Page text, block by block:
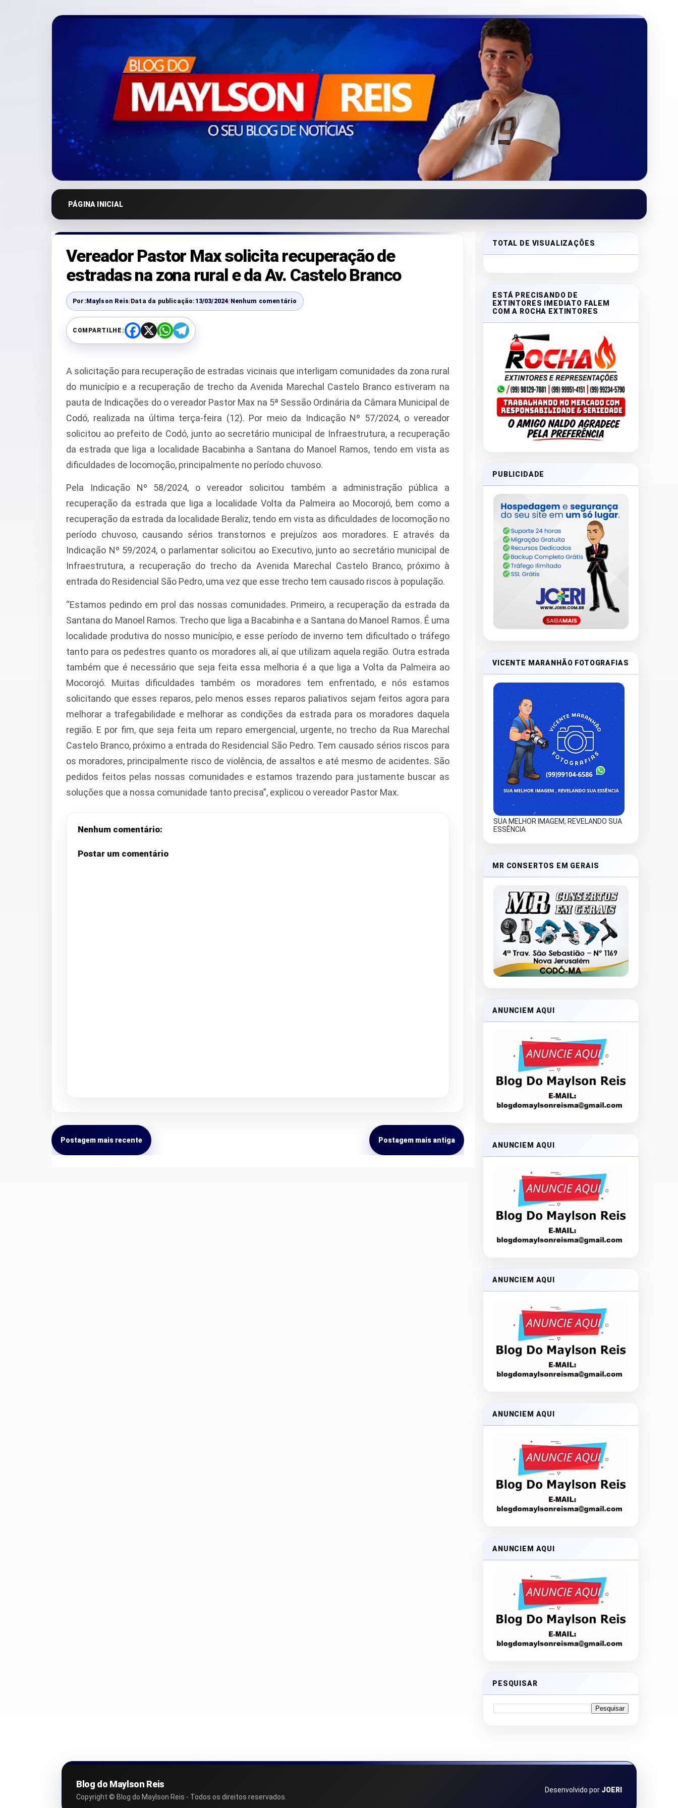
PÁGINA INICIAL
Vereador Pastor Max solicita recuperação de
estradas na zona rural e da Av. Castelo Branco
Por:Maylson Reis/Data da publicação: 13/03/2024/Nenhum comentário
COMPARTILHE:
F
a
o
o
k
X
W
h
A
p
p
T
e
g
r
a
m
A solicitação para recuperação de estradas vicinais que interligam comunidades da zona rural
do município e a recuperação de trecho da Avenida Marechal Castelo Branco estiveram na
pauta de Indicações do o vereador Pastor Max na 5ª Sessão Ordinária da Câmara Municipal de
Codó, realizada na última terça-feira (12). Por meio da Indicação Nº 57/2024, o vereador
solicitou ao prefeito de Codó, junto ao secretário municipal de Infraestrutura, a recuperação
da estrada que liga a localidade Bacabinha a Santana do Manoel Ramos, tendo em vista as
dificuldades de locomoção, principalmente no período chuvoso.
Pela Indicação Nº 58/2024, o vereador solicitou também a administração pública a
recuperação da estrada que liga a localidade Volta da Palmeira ao Mocorojó, bem como a
recuperação da estrada da localidade Beraliz, tendo em vista as dificuldades de locomoção no
período chuvoso, causando sérios transtornos e prejuízos aos moradores. E através da
Indicação Nº 59/2024, o parlamentar solicitou ao Executivo, junto ao secretário municipal de
Infraestrutura, a recuperação do trecho da Avenida Marechal Castelo Branco, próximo à
entrada do Residencial São Pedro, uma vez que esse trecho tem causado riscos à população.
“Estamos pedindo em prol das nossas comunidades. Primeiro, a recuperação da estrada da
Santana do Manoel Ramos. Trecho que liga a Bacabinha e a Santana do Manoel Ramos. É uma
localidade produtiva do nosso município, e esse período de inverno tem dificultado o tráfego
tanto para os pedestres quanto os moradores ali, aí que utilizam aquela região. Outra estrada
também que é necessário que seja feita essa melhoria é a que liga a Volta da Palmeira ao
Mocorojó. Muitas dificuldades também os moradores tem enfrentado, e nós estamos
solicitando que esses reparos, pelo menos esses reparos paliativos sejam feitos agora para
melhorar a trafegabilidade e melhorar as condições da estrada para os moradores daquela
região. E por fim, que seja feita um reparo emergencial, urgente, no trecho da Rua Marechal
Castelo Branco, próximo a entrada do Residencial São Pedro. Tem causado sérios riscos para
os moradores, principalmente risco de violência, de assaltos e até mesmo de acidentes. São
pedidos feitos pelas nossas comunidades e estamos trazendo para justamente buscar as
soluções que a nossa comunidade tanto precisa”, explicou o vereador Pastor Max.
Nenhum comentário:
Postar um comentário
Postagem mais recente Postagem mais antiga
TOTAL DE VISUALIZAÇÕES
ESTÁ PRECISANDO DE
EXTINTORES IMEDIATO FALEM
COM A ROCHA EXTINTORES
PUBLICIDADE
VICENTE MARANHÃO FOTOGRAFIAS
SUA MELHOR IMAGEM, REVELANDO SUA
ESSÊNCIA
MR CONSERTOS EM GERAIS
ANUNCIEM AQUI
ANUNCIEM AQUI
ANUNCIEM AQUI
ANUNCIEM AQUI
ANUNCIEM AQUI
PESQUISAR
Blog do Maylson Reis
Copyright © Blog do Maylson Reis - Todos os direitos reservados.
Desenvolvido por JOERI